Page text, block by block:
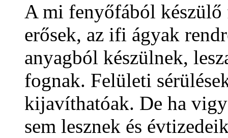
A mi fenyőfából készülő
erősek, az ifi ágyak
anyagból készülnek,
fognak. Felületi
kijavíthatóak. De ha
sem lesznek és